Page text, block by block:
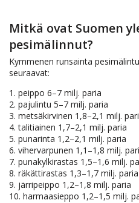
Mitkä ovat Suomen
pesimälinnut?
Kymmenen runsainta
seuraavat:
1. peippo 6–7 milj. paria
2. pajulintu 5–7 milj. paria
3. metsäkirvinen 1,8–2,1 milj.
4. talitiainen 1,7–2,1 milj. paria
5. punarinta 1,2–2,1 milj. paria
6. vihervarpunen 1,1–1,8 milj.
7. punakylkirastas 1,5–1,6 milj.
8. räkättirastas 1,3–1,7 milj. paria
9. järripeippo 1,2–1,8 milj. paria
10. harmaasieppo 1,2–1,5 milj.